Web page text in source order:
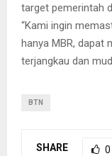
target pemerintah
“Kami ingin
hanya MBR, dapat
terjangkau dan
BTN
SHARE 0